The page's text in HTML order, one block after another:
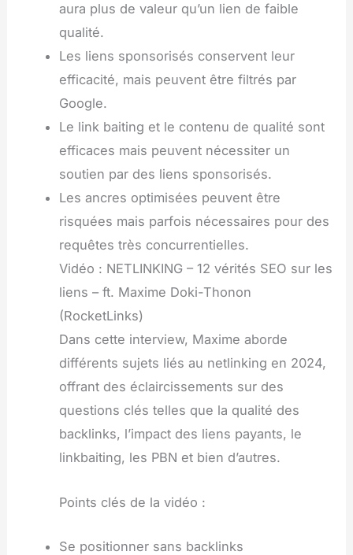
aura plus de valeur qu’un lien de faible
qualité.
Les liens sponsorisés conservent leur
efficacité, mais peuvent être filtrés par
Google.
Le link baiting et le contenu de qualité sont
efficaces mais peuvent nécessiter un
soutien par des liens sponsorisés.
Les ancres optimisées peuvent être
risquées mais parfois nécessaires pour des
requêtes très concurrentielles.
Vidéo : NETLINKING – 12 vérités SEO sur les
liens – ft. Maxime Doki-Thonon
(RocketLinks)
Dans cette interview, Maxime aborde
différents sujets liés au netlinking en 2024,
offrant des éclaircissements sur des
questions clés telles que la qualité des
backlinks, l’impact des liens payants, le
linkbaiting, les PBN et bien d’autres.
Points clés de la vidéo :
Se positionner sans backlinks